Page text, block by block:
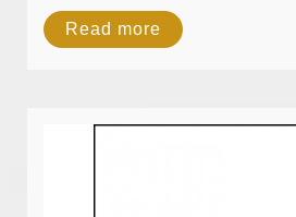
具代表性的單一麥芽威士忌品
1948 年，總部位於班加羅爾
Read more